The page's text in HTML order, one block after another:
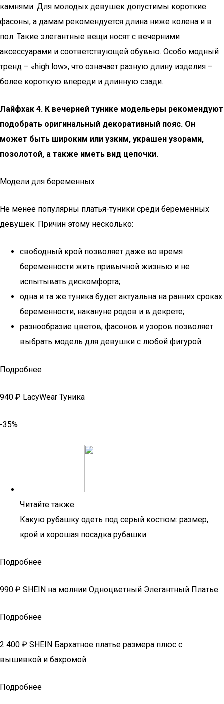
камнями. Для молодых девушек допустимы короткие
фасоны, а дамам рекомендуется длина ниже колена и в
пол. Такие элегантные вещи носят с вечерними
аксессуарами и соответствующей обувью. Особо модный
тренд – «high low», что означает разную длину изделия –
более короткую впереди и длинную сзади.
Лайфхак 4. К вечерней тунике модельеры рекомендуют
подобрать оригинальный декоративный пояс. Он
может быть широким или узким, украшен узорами,
позолотой, а также иметь вид цепочки.
Модели для беременных
Не менее популярны платья-туники среди беременных
девушек. Причин этому несколько:
свободный крой позволяет даже во время
беременности жить привычной жизнью и не
испытывать дискомфорта;
одна и та же туника будет актуальна на ранних сроках
беременности, накануне родов и в декрете;
разнообразие цветов, фасонов и узоров позволяет
выбрать модель для девушки с любой фигурой.
Подробнее
940 ₽ LacyWear Туника
-35%
Читайте также:
Какую рубашку одеть под серый костюм: размер,
крой и хорошая посадка рубашки
Подробнее
990 ₽ SHEIN на молнии Одноцветный Элегантный Платье
Подробнее
2 400 ₽ SHEIN Бархатное платье размера плюс с
вышивкой и бахромой
Подробнее